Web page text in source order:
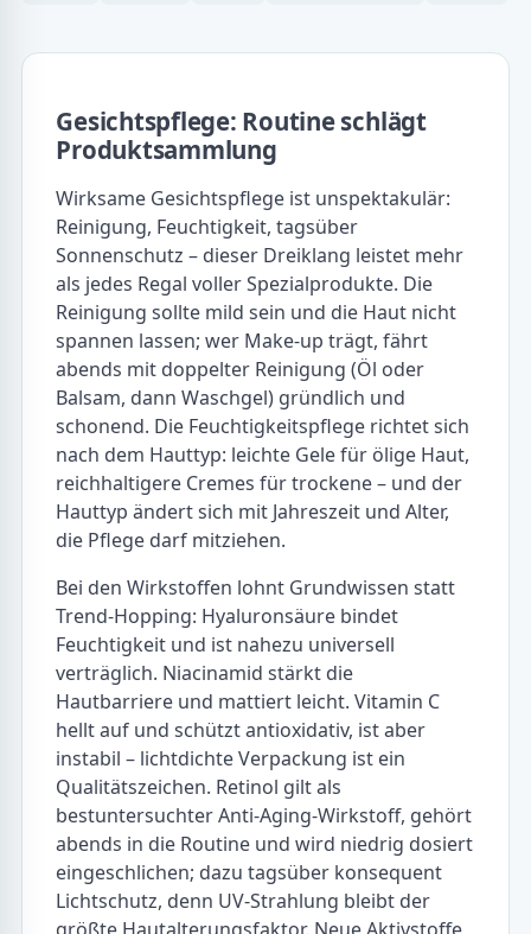
Gesichtspflege: Routine schlägt
Produktsammlung
Wirksame Gesichtspflege ist unspektakulär:
Reinigung, Feuchtigkeit, tagsüber
Sonnenschutz – dieser Dreiklang leistet mehr
als jedes Regal voller Spezialprodukte. Die
Reinigung sollte mild sein und die Haut nicht
spannen lassen; wer Make-up trägt, fährt
abends mit doppelter Reinigung (Öl oder
Balsam, dann Waschgel) gründlich und
schonend. Die Feuchtigkeitspflege richtet sich
nach dem Hauttyp: leichte Gele für ölige Haut,
reichhaltigere Cremes für trockene – und der
Hauttyp ändert sich mit Jahreszeit und Alter,
die Pflege darf mitziehen.
Bei den Wirkstoffen lohnt Grundwissen statt
Trend-Hopping: Hyaluronsäure bindet
Feuchtigkeit und ist nahezu universell
verträglich. Niacinamid stärkt die
Hautbarriere und mattiert leicht. Vitamin C
hellt auf und schützt antioxidativ, ist aber
instabil – lichtdichte Verpackung ist ein
Qualitätszeichen. Retinol gilt als
bestuntersuchter Anti-Aging-Wirkstoff, gehört
abends in die Routine und wird niedrig dosiert
eingeschlichen; dazu tagsüber konsequent
Lichtschutz, denn UV-Strahlung bleibt der